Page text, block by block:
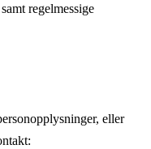
regelmessige
eller